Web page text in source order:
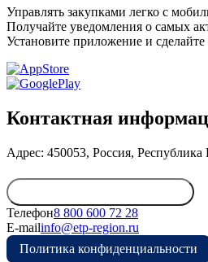
Управлять закупками легко с
Получайте уведомления о самых
Установите приложение и
Контактная
Адрес: 450053, Россия,
Телефон8 800 600 72 28
E-mailinfo@etp-region.ru
Политика конфиденциальности